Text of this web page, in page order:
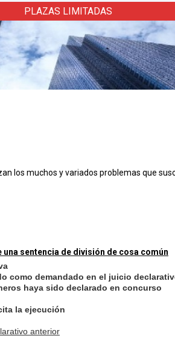
PLAZAS LIMITADAS
los muchos y variados problemas que
sentencia de división de cosa común
como demandado en el juicio
haya sido declarado en concurso
la ejecución
anterior